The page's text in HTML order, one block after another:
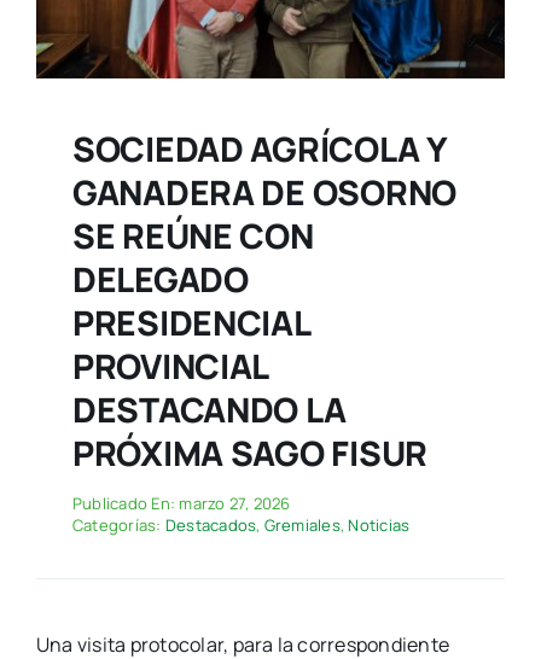
SOCIEDAD AGRÍCOLA Y
GANADERA DE OSORNO
SE REÚNE CON
DELEGADO
PRESIDENCIAL
PROVINCIAL
DESTACANDO LA
PRÓXIMA SAGO FISUR
Publicado En: marzo 27, 2026
Categorías: Destacados, Gremiales,Noticias
Una visita protocolar, para la correspondiente